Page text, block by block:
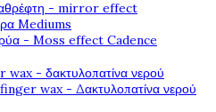
- mirror effect
Mediums
- Moss effect Cadence
wax - δακτυλοπατίνα νερού
wax - Δακτυλοπατίνα νερού